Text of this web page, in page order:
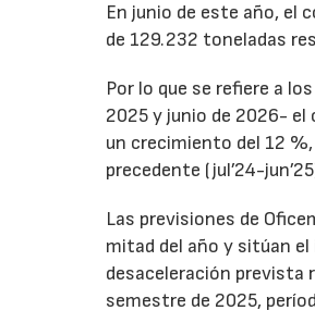
En junio de este año, el
de 129.232 toneladas
Por lo que se refiere a
2025 y junio de 2026-
un crecimiento del 12
precedente (jul’24-
Las previsiones de
mitad del año y sitúan
desaceleración prevista
semestre de 2025,